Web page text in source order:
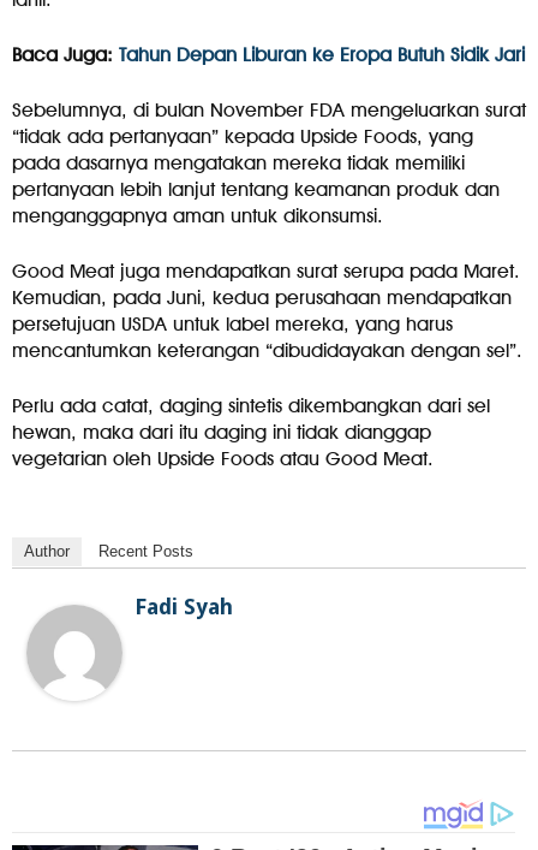
Baca Juga: Tahun Depan Liburan ke Eropa Butuh Sidik Jari
Sebelumnya, di bulan November FDA mengeluarkan surat
“tidak ada pertanyaan” kepada Upside Foods, yang
pada dasarnya mengatakan mereka tidak memiliki
pertanyaan lebih lanjut tentang keamanan produk dan
menganggapnya aman untuk dikonsumsi.
Good Meat juga mendapatkan surat serupa pada Maret.
Kemudian, pada Juni, kedua perusahaan mendapatkan
persetujuan USDA untuk label mereka, yang harus
mencantumkan keterangan “dibudidayakan dengan sel”.
Perlu ada catat, daging sintetis dikembangkan dari sel
hewan, maka dari itu daging ini tidak dianggap
vegetarian oleh Upside Foods atau Good Meat.
Author Recent Posts
Fadi Syah